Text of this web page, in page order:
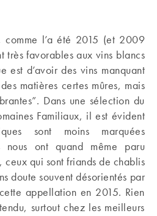
comme l’a été 2015 (et 2009
très favorables aux vins blancs
est d’avoir des vins manquant
matières certes mûres, mais
Dans une sélection du
Familiaux, il est évident
sont moins marquées
nous ont quand même paru
ceux qui sont friands de chablis
doute souvent désorientés par
appellation en 2015. Rien
surtout chez les meilleurs